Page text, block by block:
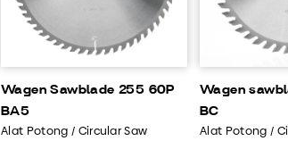
Wagen Sawblade 255 60P
BA5
Alat Potong / Circular Saw
Wagen
BC
Alat Potong /